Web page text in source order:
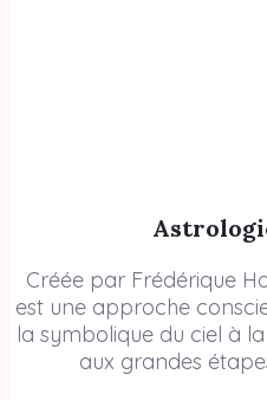
Créée par Frédérique
est une approche
la symbolique du ciel à
aux grandes